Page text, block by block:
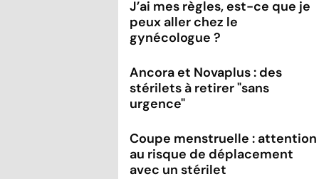
J’ai mes règles, est-ce que je
peux aller chez le
gynécologue ?
Ancora et Novaplus : des
stérilets à retirer "sans
urgence"
Coupe menstruelle : attention
au risque de déplacement
avec un stérilet